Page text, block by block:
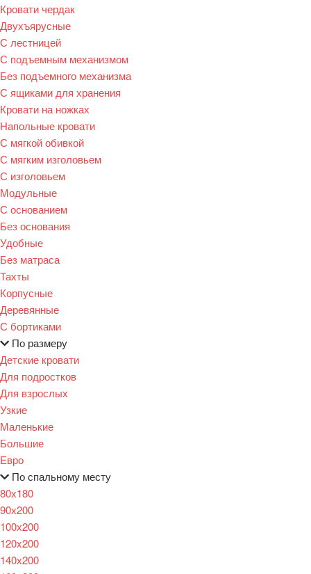
Кровати чердак
Двухъярусные
С лестницей
С подъемным механизмом
Без подъемного механизма
С ящиками для хранения
Кровати на ножках
Напольные кровати
С мягкой обивкой
С мягким изголовьем
С изголовьем
Модульные
С основанием
Без основания
Удобные
Без матраса
Тахты
Корпусные
Деревянные
С бортиками
По размеру
Детские кровати
Для подростков
Для взрослых
Узкие
Маленькие
Большие
Евро
По спальному месту
80х180
90х200
100х200
120x200
140х200